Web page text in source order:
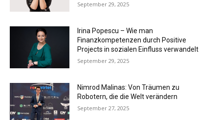
September 29, 2025
Irina Popescu – Wie man
Finanzkompetenzen durch Positive
Projects in sozialen Einfluss verwandelt
September 29, 2025
Nimrod Malinas: Von Träumen zu
Robotern, die die Welt verändern
September 27, 2025